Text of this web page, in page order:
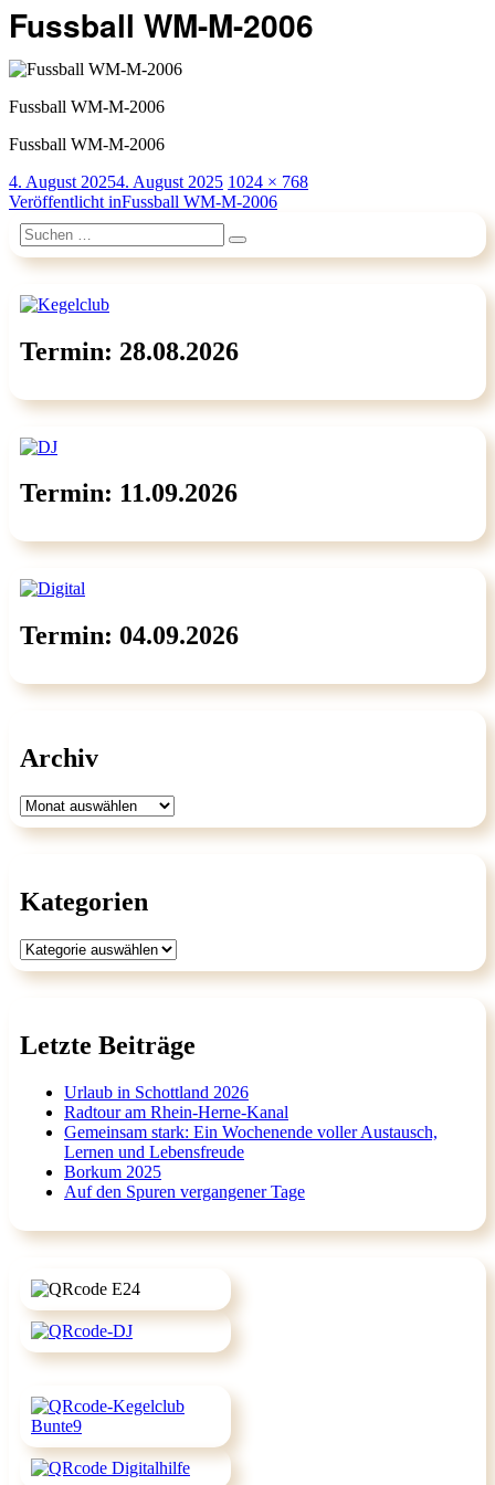
Fussball WM-M-2006
Fussball WM-M-2006
Fussball WM-M-2006
Veröffentlicht
am
4. August 20254. August 2025 Originalgröße
1024 × 768
Beitragsnavigation
Veröffentlicht inFussball WM-M-2006
Suchen
nach:
Suchen
Termin: 28.08.2026
Termin: 11.09.2026
Termin: 04.09.2026
Archiv
Archiv
Kategorien
Kategorien
Letzte Beiträge
Urlaub in Schottland 2026
Radtour am Rhein-Herne-Kanal
Gemeinsam stark: Ein Wochenende voller Austausch,
Lernen und Lebensfreude
Borkum 2025
Auf den Spuren vergangener Tage